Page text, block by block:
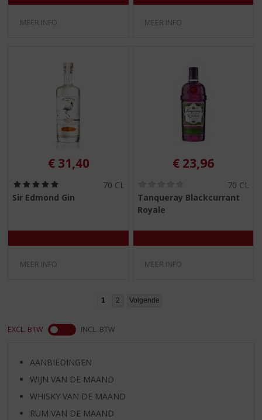
MEER INFO MEER INFO
€ 31,40
,
5
70 CL
Sir Edmond Gin
MEER INFO
€ 23,96
,
5
70 CL
Tanqueray Blackcurrant
Royale
MEER INFO
1 2 Volgende
EXCL. BTW INCL. BTW
AANBIEDINGEN
WIJN VAN DE MAAND
WHISKY VAN DE MAAND
RUM VAN DE MAAND